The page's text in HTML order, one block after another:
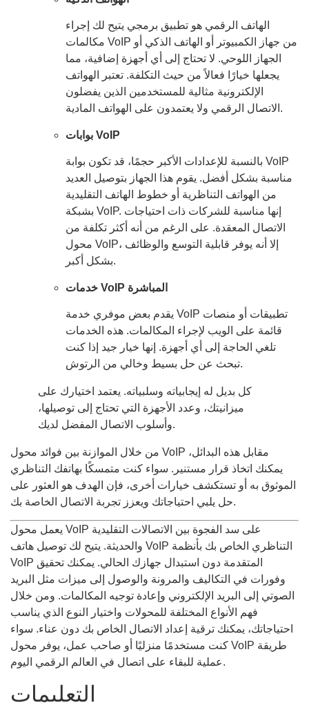
الهاتف الرقمي هو تطبيق برمجي يتيح لك إجراء
مكالمات VoIP من جهاز الكمبيوتر أو الهاتف الذكي أو
الجهاز اللوحي. لا تحتاج إلى أي أجهزة إضافية، مما
يجعلها خيارًا فعالاً من حيث التكلفة. تعتبر الهواتف
الإلكترونية مثالية للمستخدمين الذين يفضلون
الاتصال الرقمي ولا يعتمدون على الهواتف المادية.
بوابات VoIP
بالنسبة للإعدادات الأكبر حجمًا، قد تكون بوابة VoIP
مناسبة بشكل أفضل. يقوم هذا الجهاز بتوصيل العديد
من الهواتف التناظرية أو خطوط الهاتف التقليدية
بشبكة VoIP. إنها مناسبة للشركات ذات احتياجات
الاتصال المعقدة. على الرغم من أنه أكثر تكلفة من
محول VoIP، إلا أنه يوفر قابلية التوسع والوظائف
بشكل أكبر.
يقدم بعض موفري خدمة VoIP تطبيقات أو منصات
قائمة على الويب لإجراء المكالمات. هذه الخدمات
تلغي الحاجة إلى أي أجهزة. إنها خيار جيد إذا كنت
تبحث عن حل بسيط وخالي من الرتوش.
كل بديل له إيجابياته وسلبياته. يعتمد اختيارك على
ميزانيتك، وعدد الأجهزة التي تحتاج إلى توصيلها،
وأسلوب الاتصال المفضل لديك.
من خلال الموازنة بين فوائد محول VoIP مقابل هذه البدائل،
يمكنك اتخاذ قرار مستنير. سواء كنت متمسكًا بهاتفك التناظري
الموثوق به أو تستكشف خيارات أخرى، فإن الهدف هو العثور على
حل يلبي احتياجاتك ويعزز تجربة الاتصال الخاصة بك.
يعمل محول VoIP على سد الفجوة بين الاتصالات التقليدية
والحديثة. يتيح لك توصيل هاتف VoIP التناظري الخاص بك بأنظمة
VoIP المتقدمة دون استبدال جهازك الحالي. يمكنك تحقيق
وفورات في التكاليف والمرونة والوصول إلى ميزات مثل البريد
الصوتي إلى البريد الإلكتروني وإعادة توجيه المكالمات. ومن خلال
فهم الأنواع المختلفة للمحولات واختيار النوع الذي يناسب
احتياجاتك، يمكنك ترقية إعداد الاتصال الخاص بك دون عناء. سواء
كنت مستخدمًا منزليًا أو صاحب عمل، يوفر محول VoIP طريقة
عملية للبقاء على اتصال في العالم الرقمي اليوم.
التعليمات